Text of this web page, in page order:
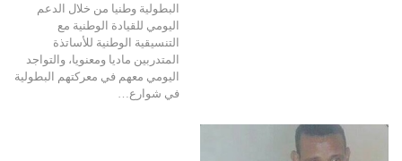
البطولية وطنيا من خلال الدعم
اليومي للقيادة الوطنية مع
التنسيقية الوطنية للأساتذة
المتدربين ماديا ومعنويا، والتواجد
اليومي معهم في معركتهم البطولية
في شوارع…